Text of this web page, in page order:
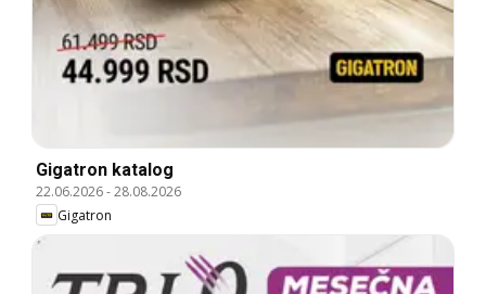
Gigatron katalog
22.06.2026-28.08.2026
Gigatron